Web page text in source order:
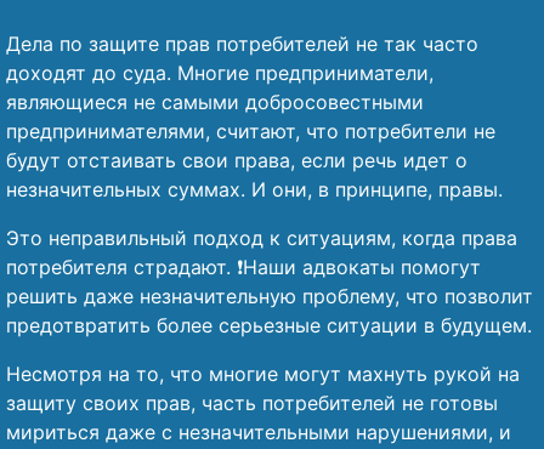
Дела по защите прав потребителей не так часто
доходят до суда. Многие предприниматели,
являющиеся не самыми добросовестными
предпринимателями, считают, что потребители не
будут отстаивать свои права, если речь идет о
незначительных суммах. И они, в принципе, правы.
Это неправильный подход к ситуациям, когда права
потребителя страдают. ❗Наши адвокаты помогут
решить даже незначительную проблему, что позволит
предотвратить более серьезные ситуации в будущем.
Несмотря на то, что многие могут махнуть рукой на
защиту своих прав, часть потребителей не готовы
мириться даже с незначительными нарушениями, и